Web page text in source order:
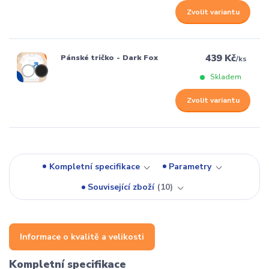
Zvolit variantu
Pánské tričko - Dark Fox 439 Kč/ks
Skladem
Zvolit variantu
Kompletní specifikace
Parametry
Související zboží
10
Informace o kvalitě a velikosti
Kompletní specifikace